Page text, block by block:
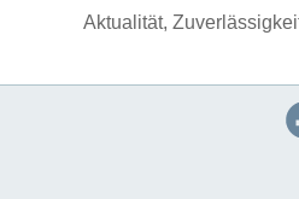
Aktualität,